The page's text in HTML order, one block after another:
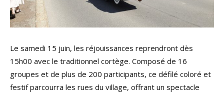
Le samedi 15 juin, les réjouissances reprendront dès
15h00 avec le traditionnel cortège. Composé de 16
groupes et de plus de 200 participants, ce défilé coloré et
festif parcourra les rues du village, offrant un spectacle